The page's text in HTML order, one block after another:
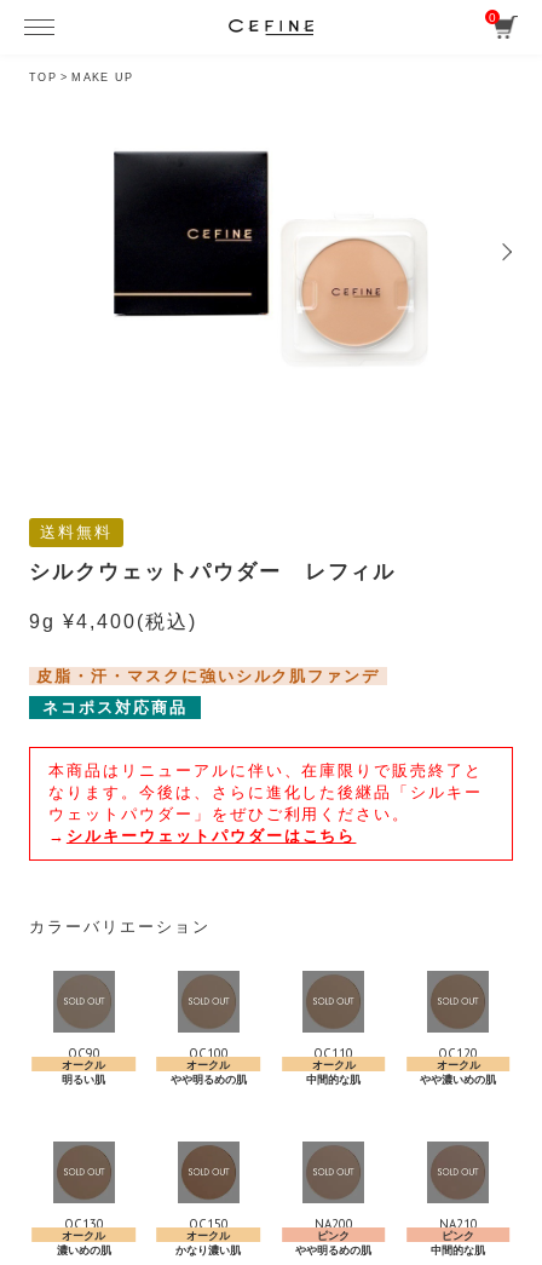
0
TOP > MAKE UP
送料無料
シルクウェットパウダー レフィル
9g ¥4,400(税込)
皮脂・汗・マスクに強いシルク肌ファンデ
ネコポス対応商品
本商品はリニューアルに伴い、在庫限りで販売終了と
なります。今後は、さらに進化した後継品「シルキー
ウェットパウダー」をぜひご利用ください。
→ シルキーウェットパウダーはこちら
カラーバリエーション
OC90 OC100 OC110 OC120
OC130 OC150 NA200 NA210